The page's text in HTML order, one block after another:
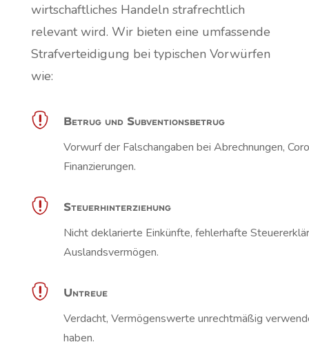
wirtschaftliches Handeln strafrechtlich
relevant wird. Wir bieten eine umfassende
Strafverteidigung bei typischen Vorwürfen
wie:
 Betrug und Subventionsbetrug
Vorwurf der Falschangaben bei Abrechnungen,
Finanzierungen.
 Steuerhinterziehung
Nicht deklarierte Einkünfte, fehlerhafte
Auslandsvermögen.
 Untreue
Verdacht, Vermögenswerte unrechtmäßig
haben.